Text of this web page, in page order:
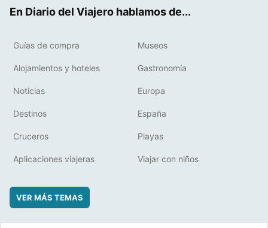
En Diario del Viajero hablamos de...
Guías de compra Museos
Alojamientos y hoteles Gastronomía
Noticias Europa
Destinos España
Cruceros Playas
Aplicaciones viajeras Viajar con niños
VER MÁS TEMAS